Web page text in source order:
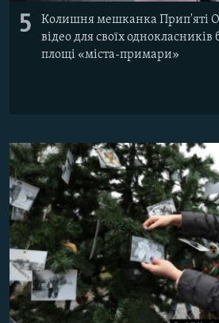
5
Колишня мешканка Прип'яті
відео для своїх однокласників
площі «міста-примари»​